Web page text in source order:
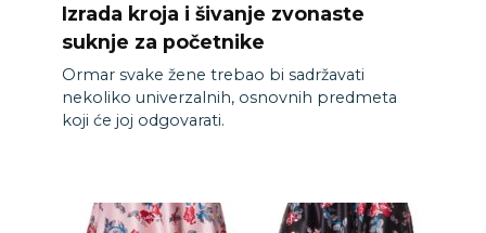
Izrada kroja i šivanje zvonaste
suknje za početnike
Ormar svake žene trebao bi sadržavati
nekoliko univerzalnih, osnovnih predmeta
koji će joj odgovarati.